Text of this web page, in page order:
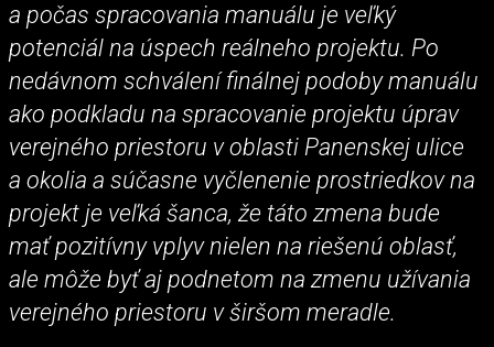
a počas spracovania manuálu je veľký
potenciál na úspech reálneho projektu. Po
nedávnom schválení finálnej podoby manuálu
ako podkladu na spracovanie projektu úprav
verejného priestoru v oblasti Panenskej ulice
a okolia a súčasne vyčlenenie prostriedkov na
projekt je veľká šanca, že táto zmena bude
mať pozitívny vplyv nielen na riešenú oblasť,
ale môže byť aj podnetom na zmenu užívania
verejného priestoru v širšom meradle.